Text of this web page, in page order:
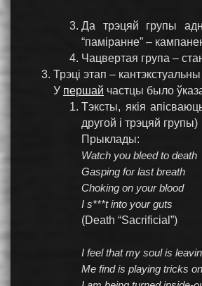
Да трэцяй групы
“паміранне” –
Чацвертая група –
Трэці этап –
У першай частцы было
Тэксты, якія
другой і трэцяй групы)
Прыклады:
Watch you bleed to death
Gasping for last breath
Choking on your blood
I s***t into your guts
(Death “Sacrificial”)
I feel that my soul is
Me find is playing tricks